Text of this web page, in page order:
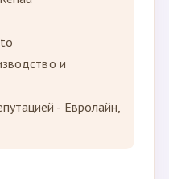
и
- Евролайн,